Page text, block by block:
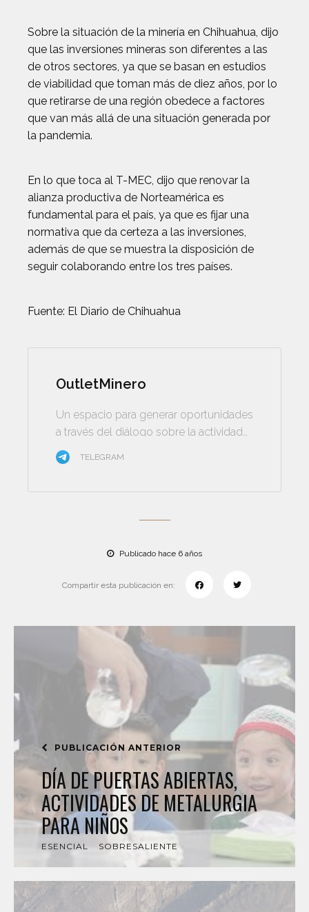
Sobre la situación de la minería en Chihuahua, dijo
que las inversiones mineras son diferentes a las
de otros sectores, ya que se basan en estudios
de viabilidad que toman más de diez años, por lo
que retirarse de una región obedece a factores
que van más allá de una situación generada por
la pandemia.
En lo que toca al T-MEC, dijo que renovar la
alianza productiva de Norteamérica es
fundamental para el país, ya que es fijar una
normativa que da certeza a las inversiones,
además de que se muestra la disposición de
seguir colaborando entre los tres países.
Fuente: El Diario de Chihuahua
OutletMinero
Un espacio para generar oportunidades
a través del diálogo sobre la actividad
minera
TELEGRAM
Publicado hace 6 años
Compartir esta publicación en:
PUBLICACIÓN ANTERIOR
DÍA DE PUERTAS ABIERTAS,
ACTIVIDADES DE METALURGIA
PARA NIÑOS
ESENCIAL SOBRESALIENTE